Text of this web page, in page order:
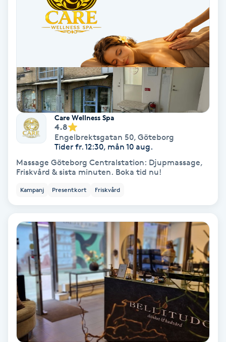
Svensk massage
Svettbehandling
Tuina-massage
Taktil massage
Tandblekning
Tandläkare
Tatuering
Terapi
Thaimassage
Toning
Torr hårbotten
Care Wellness Spa
4.8
Engelbrektsgatan 50, Göteborg
Tider fr. 12:30, mån 10 aug.
Massage Göteborg Centralstation: Djupmassage,
Friskvård & sista minuten. Boka tid nu!
Kampanj Presentkort Friskvård